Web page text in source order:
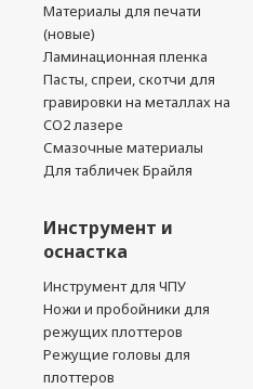
Материалы для печати
(новые)
Ламинационная пленка
Пасты, спреи, скотчи для
гравировки на металлах на
CO2 лазере
Смазочные материалы
Для табличек Брайля
Инструмент и
оснастка
Инструмент для ЧПУ
Ножи и пробойники для
режущих плоттеров
Режущие головы для
плоттеров